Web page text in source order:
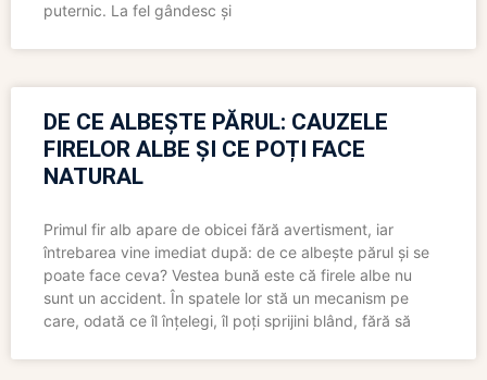
puternic. La fel gândesc și
DE CE ALBEȘTE PĂRUL: CAUZELE
FIRELOR ALBE ȘI CE POȚI FACE
NATURAL
Primul fir alb apare de obicei fără avertisment, iar
întrebarea vine imediat după: de ce albește părul și se
poate face ceva? Vestea bună este că firele albe nu
sunt un accident. În spatele lor stă un mecanism pe
care, odată ce îl înțelegi, îl poți sprijini blând, fără să